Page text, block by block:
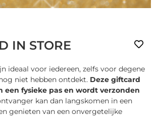
IN STORE
ideaal voor iedereen, zelfs voor degene
niet hebben ontdekt. Deze giftcard
een fysieke pas en wordt verzonden
kan dan langskomen in een
genieten van een onvergetelijke